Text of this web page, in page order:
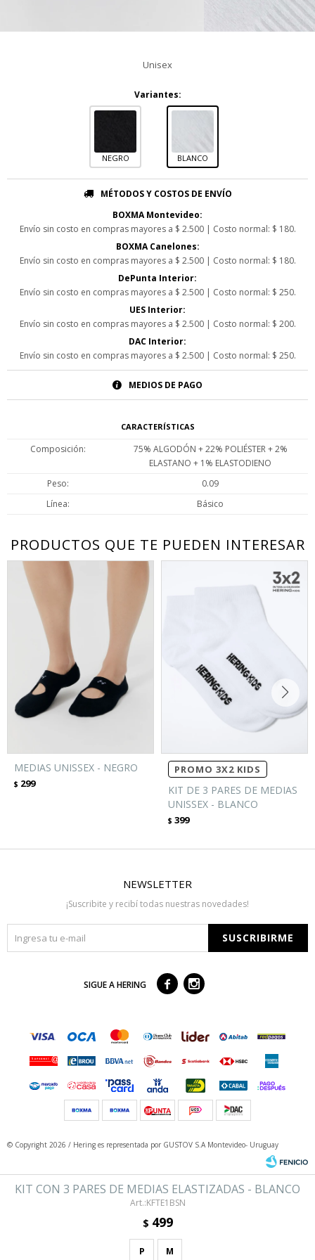
Unisex
Variantes:
NEGRO BLANCO
KIT CON 3 PARES DE MEDIAS ELASTIZADAS - BLANCO
KFTE1BSN
$ 499
P M
MÉTODOS Y COSTOS DE ENVÍO
BOXMA Montevideo:
Envío sin costo en compras mayores a $ 2.500 | Costo normal: $ 180.
BOXMA Canelones:
Envío sin costo en compras mayores a $ 2.500 | Costo normal: $ 180.
DePunta Interior:
Envío sin costo en compras mayores a $ 2.500 | Costo normal: $ 250.
UES Interior:
Envío sin costo en compras mayores a $ 2.500 | Costo normal: $ 200.
DAC Interior:
Envío sin costo en compras mayores a $ 2.500 | Costo normal: $ 250.
MEDIOS DE PAGO
CARACTERÍSTICAS
Composición
75% ALGODÓN + 22% POLIÉSTER + 2%
ELASTANO + 1% ELASTODIENO
Peso
0.09
Línea
Básico
PRODUCTOS QUE TE PUEDEN INTERESAR
MEDIAS UNISSEX - NEGRO
$ 299
PROMO 3X2 KIDS
KIT DE 3 PARES DE MEDIAS
UNISSEX - BLANCO
$ 399
NEWSLETTER
¡Suscribite y recibí todas nuestras novedades!
SUSCRIBIRME
SIGUE A HERING  
© Copyright 2026 / Hering es representada por GUSTOV S.A Montevideo- Uruguay